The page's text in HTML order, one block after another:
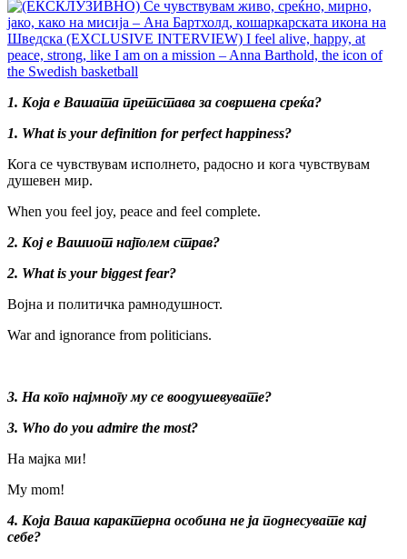
1. Која е Вашата претстава за совршена среќа?
1. What is your definition for perfect happiness?
Кога се чувствувам исполнето, радосно и кога чувствувам
душевен мир.
When you feel joy, peace and feel complete.
2. Кој е Вашиот најголем страв?
2. What is your biggest fear?
Војна и политичка рамнодушност.
War and ignorance from politicians.
3. На кого најмногу му се воодушевувате?
3. Who do you admire the most?
На мајка ми!
My mom!
4. Која Ваша карактерна особина не ја поднесувате кај
себе?